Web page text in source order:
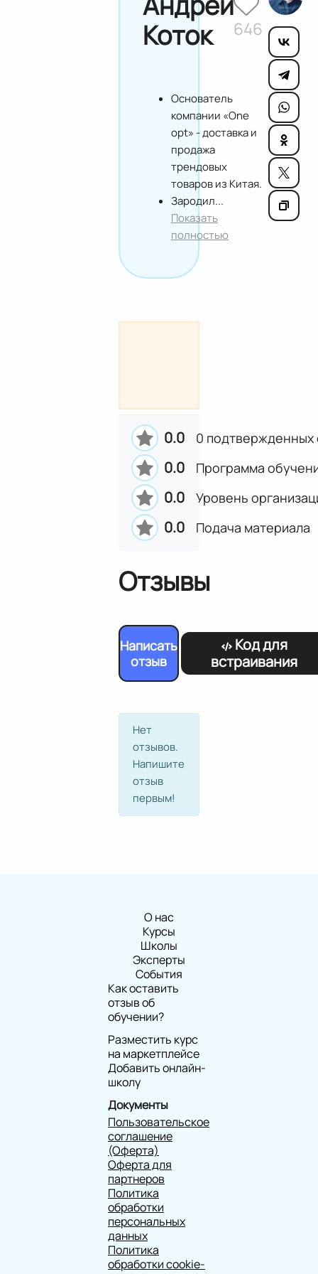
Коток
646
Основатель
компании «One
opt» - доставка и
продажа
трендовых
товаров из Китая.
Зародил...
Показать
полностью
0.0 0 подтвержденных
0.0 Программа
0.0 Уровень
0.0 Подача материала
Отзывы
Написать
отзыв
Код для
встраивания
Нет
отзывов.
Напишите
отзыв
первым!
О нас
Курсы
Школы
Эксперты
События
Как оставить
отзыв об
обучении?
Разместить курс
на маркетплейсе
Добавить онлайн-
школу
Документы
Пользовательское
соглашение
(Оферта)
Оферта для
партнеров
Политика
обработки
персональных
данных
Политика
обработки cookie-